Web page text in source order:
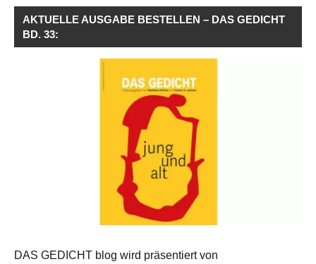
AKTUELLE AUSGABE BESTELLEN – DAS GEDICHT
BD. 33:
DAS GEDICHT blog wird präsentiert von